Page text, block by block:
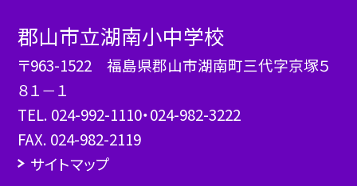
郡山市立湖南小中学校
〒963-1522 福島県郡山市湖南町三代字京塚５
８１－１
TEL. 024-992-1110・024-982-3222
FAX. 024-982-2119
サイトマップ